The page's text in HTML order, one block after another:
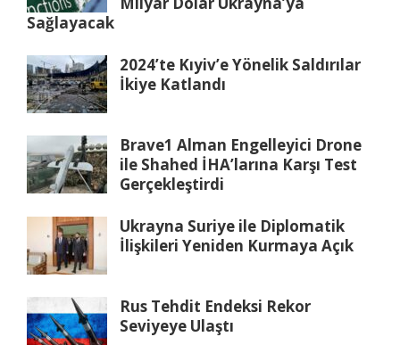
Sağlayacak
2024’te Kıyiv’e Yönelik Saldırılar
İkiye Katlandı
Brave1 Alman Engelleyici Drone
ile Shahed İHA’larına Karşı Test
Gerçekleştirdi
Ukrayna Suriye ile Diplomatik
İlişkileri Yeniden Kurmaya Açık
Rus Tehdit Endeksi Rekor
Seviyeye Ulaştı